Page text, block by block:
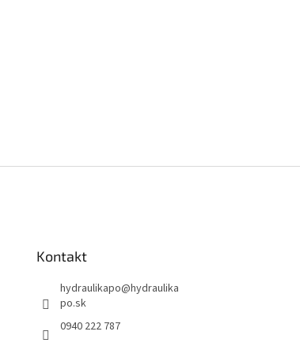
Kontakt
hydraulikapo@hydraulika
po.sk
0940 222 787